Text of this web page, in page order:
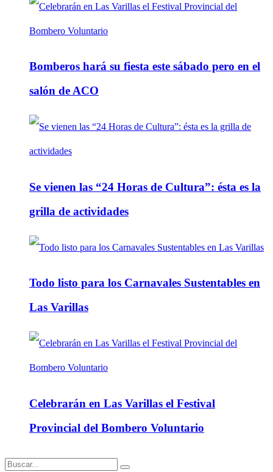
Bomberos hará su fiesta este sábado pero en el
salón de ACO
Se vienen las “24 Horas de Cultura”: ésta es la
grilla de actividades
Todo listo para los Carnavales Sustentables en
Las Varillas
Celebrarán en Las Varillas el Festival
Provincial del Bombero Voluntario